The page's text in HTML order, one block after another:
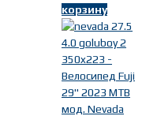
корзину